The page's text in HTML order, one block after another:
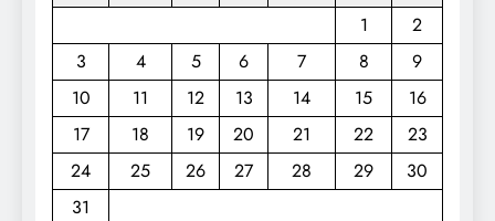
1
2
3
4 5 6 7 8
9
10
11 12 13 14 15
16
17
18 19 20 21 22
23
24
25 26 27 28 29
30
31